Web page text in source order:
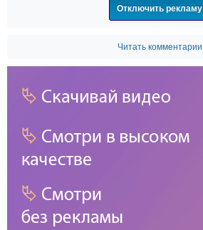
Отключить рекламу
Читать комментарии